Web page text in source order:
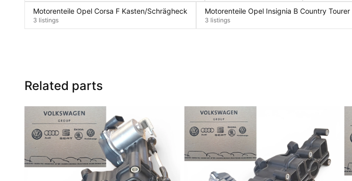
Motorenteile Opel Corsa F Kasten/Schrägheck
3 listings
Motorenteile Opel Insignia B Country Tourer
3 listings
Related parts